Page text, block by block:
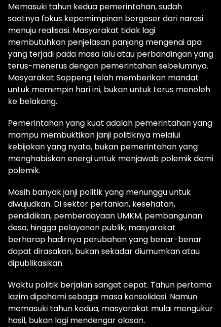
Memasuki tahun kedua pemerintahan, sudah
saatnya fokus kepemimpinan bergeser dari narasi
menuju realisasi. Masyarakat tidak lagi
membutuhkan penjelasan panjang mengenai apa
yang terjadi pada masa lalu atau perbandingan yang
terus-menerus dengan pemerintahan sebelumnya.
Masyarakat Soppeng telah memberikan mandat
untuk memimpin hari ini, bukan untuk terus menoleh
ke belakang.
Pemerintahan yang kuat adalah pemerintahan yang
mampu membuktikan janji politiknya melalui
kebijakan yang nyata, bukan pemerintahan yang
menghabiskan energi untuk menjawab polemik demi
polemik.
Masih banyak janji politik yang menunggu untuk
diwujudkan. Di sektor pertanian, kesehatan,
pendidikan, pemberdayaan UMKM, pembangunan
desa, hingga pelayanan publik, masyarakat
berharap hadirnya perubahan yang benar-benar
dapat dirasakan, bukan sekadar diumumkan atau
dipublikasikan.
Waktu politik berjalan sangat cepat. Tahun pertama
lazim dipahami sebagai masa konsolidasi. Namun
memasuki tahun kedua, masyarakat mulai mengukur
hasil, bukan lagi mendengar alasan.